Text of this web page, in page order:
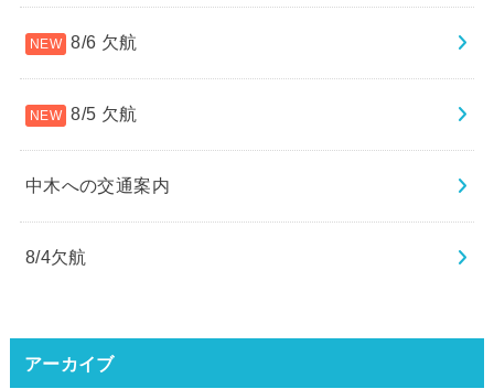
8/6 欠航
8/5 欠航
中木への交通案内
8/4欠航
アーカイブ